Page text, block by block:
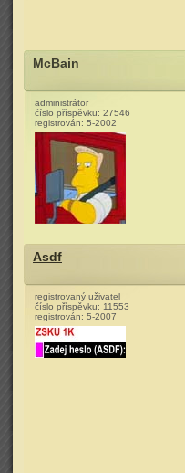
McBain
administrátor
číslo příspěvku: 27546
registrován: 5-2002
Asdf
registrovaný uživatel
číslo příspěvku: 11553
registrován: 5-2007